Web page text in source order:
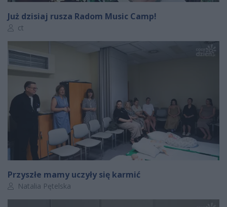
Już dzisiaj rusza Radom Music Camp!
Autor artykułu:
ct
Przyszłe mamy uczyły się karmić
Autor artykułu:
Natalia Pętelska